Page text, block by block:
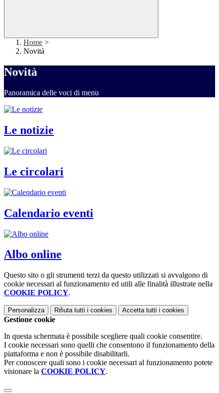
Home >
Novità
Novità
Panoramica delle voci di menu
Le notizie
Le circolari
Calendario eventi
Albo online
Questo sito o gli strumenti terzi da questo utilizzati si avvalgono di
cookie necessari al funzionamento ed utili alle finalità illustrate nella
COOKIE POLICY.
Personalizza Rifiuta tutti i cookies Accetta tutti i cookies
Gestione cookie
In questa schermata è possibile scegliere quali cookie consentire.
I cookie necessari sono quelli che consentono il funzionamento della
piattaforma e non è possibile disabilitarli.
Per conoscere quali sono i cookie necessari al funzionamento potete
visionare la COOKIE POLICY.